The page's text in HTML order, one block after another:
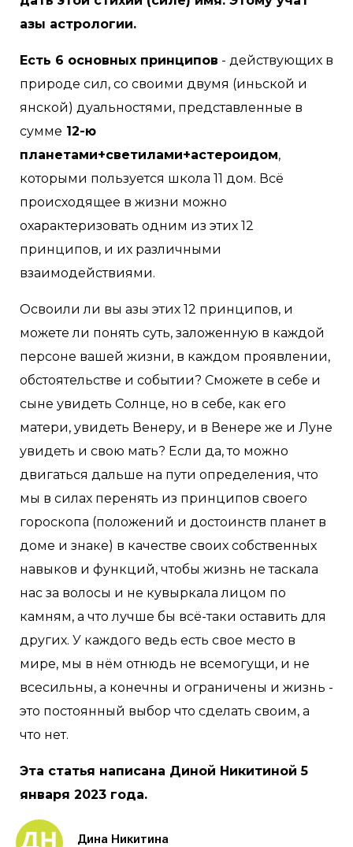
азы астрологии.
Есть 6 основных принципов - действующих в
природе сил, со своими двумя (иньской и
янской) дуальностями, представленные в
сумме 12-ю
планетами+светилами+астероидом,
которыми пользуется школа 11 дом. Всё
происходящее в жизни можно
охарактеризовать одним из этих 12
принципов, и их различными
взаимодействиями.
Освоили ли вы азы этих 12 принципов, и
можете ли понять суть, заложенную в каждой
персоне вашей жизни, в каждом проявлении,
обстоятельстве и событии? Сможете в себе и
сыне увидеть Солнце, но в себе, как его
матери, увидеть Венеру, и в Венере же и Луне
увидеть и свою мать? Если да, то можно
двигаться дальше на пути определения, что
мы в силах перенять из принципов своего
гороскопа (положений и достоинств планет в
доме и знаке) в качестве своих собственных
навыков и функций, чтобы жизнь не таскала
нас за волосы и не кувыркала лицом по
камням, а что лучше бы всё-таки оставить для
других. У каждого ведь есть свое место в
мире, мы в нём отнюдь не всемогущи, и не
всесильны, а конечны и ограничены и жизнь -
это постоянный выбор что сделать своим, а
что нет.
Эта статья написана Диной Никитиной 5
января 2023 года.
Дина Никитина